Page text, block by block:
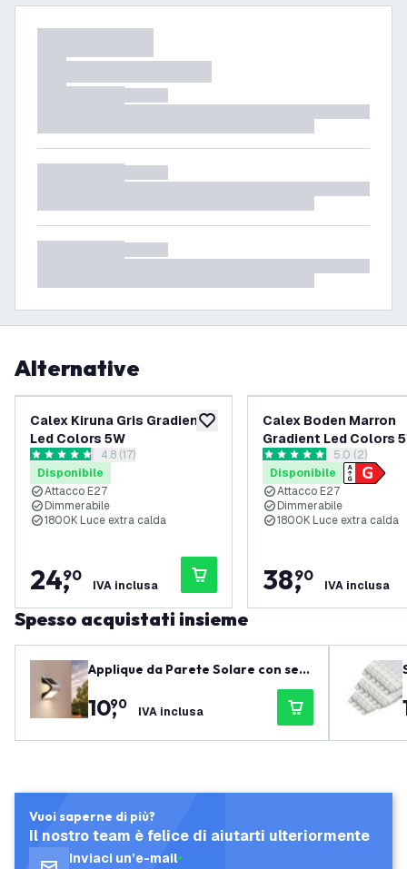
Alternative
aggiungi alla lista desideri
Calex Kiruna Gris Gradient
Led Colors 5W
apri il cassetto delle recensioni
4.8 stelle di valutazione
4.8 (17)
Disponibile
Attacco E27
Dimmerabile
1800K Luce extra calda
24,
90
IVA inclusa
Calex Boden Marron
Gradient Led Colors
apri il
5 stelle di valutazione
5.0 (2)
Disponibile
Attacco E27
Dimmerabile
1800K Luce extra calda
38,
90
IVA inclusa
Spesso acquistati insieme
Applique da Parete Solare con sen
sore di movimento - Bianco - 1,5W -
3000K
10,
90 IVA inclusa
Vuoi saperne di più?
Il nostro team è felice di aiutarti ulteriormente
Inviaci un’e-mail